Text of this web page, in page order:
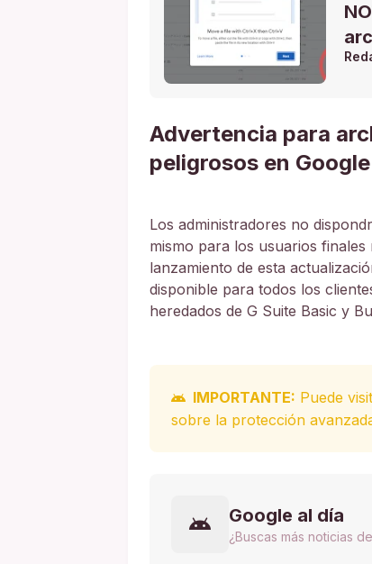
Advertencia para
peligrosos en
Los administradores no
mismo para los usuarios
lanzamiento de esta
disponible para todos los
heredados de G Suite Basic y
IMPORTANTE: Puede
sobre la protección
Google al día
¿Buscas más noticias